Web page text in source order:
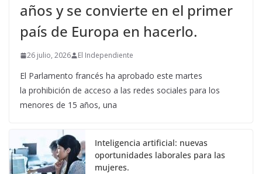
años y se convierte en el primer
país de Europa en hacerlo.
26 julio, 2026 El Independiente
El Parlamento francés ha aprobado este martes
la prohibición de acceso a las redes sociales para los
menores de 15 años, una
Inteligencia artificial: nuevas
oportunidades laborales para las
mujeres.